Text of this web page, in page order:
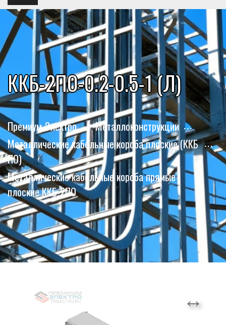
ККБ-2ПО-0.2-0.5-1 (Л)
Премиум-Электро
Металлоконструкции
Металлические кабельные короба плоские (ККБ
ПО)
Металлические кабельные короба прямые
плоские ККБ-2ПО